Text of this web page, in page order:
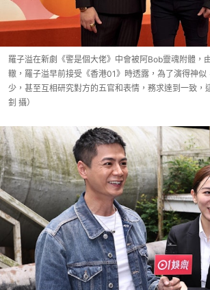
羅子溢在新劇《警是個大佬》中會被阿Bob靈魂附體，
轍，羅子溢早前接受《香港01》時透露，為了演得神
少，甚至互相研究對方的五官和表情，務求達到一致，
釗 攝）